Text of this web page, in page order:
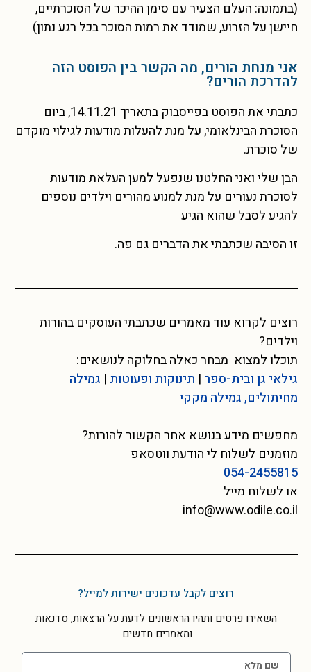
(בתמונה: העלם הצעיר עם סימן ההיכר של הסוכרתיים,
חיישן על הזרוע, שמודד את רמות הסוכר בכל רגע נתון)
אני מנחת הורים, מה הקשר בין הפוסט הזה
להדרכת הורים?
כתבתי את הפוסט בפייסבוק בתאריך 14.11.21, ביום
הסוכרת הבינלאומי, על מנת להעלות מודעות לגילוי מוקדם
של סוכרת.
הבן שלי ואני החלטנו שנפעל למען העלאת מודעות
לסוכרת נעורים על מנת למנוע מהורים וילדים נוספים
להגיע לסבל שהוא הגיע
זו הסיבה שכתבתי את הדברים גם פה.
רוצים לקרוא עוד מאמרים שכתבתי העוסקים בהורות
וילדים?
תוכלו למצוא מבחר כאלה בחלוקה לנושאים:
גילאי גן ובית-ספר | תינוקות ופעוטות | גמילה
מחיתולים, גמילה מקקי
מחפשים מידע בנושא אחר הקשור להורות?
מוזמנים לשלוח לי הודעת ווטסאפ
054-2455815
או לשלוח מייל
info@www.odile.co.il
רוצים לקבל עדכונים ישירות למייל?
השאירו פרטים ותהיו הראשונים לדעת על הרצאות, סדנאות
ומאמרים חדשים.